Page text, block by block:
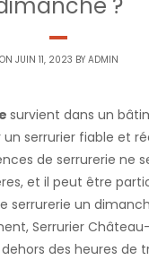
ON JUIN 11, 2023 BY ADMIN
survient dans un
serrurier fiable et
de serrurerie ne
et il peut être
un
Serrurier
des heures de